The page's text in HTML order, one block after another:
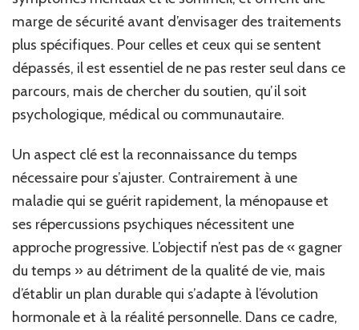
marge de sécurité avant d’envisager des traitements
plus spécifiques. Pour celles et ceux qui se sentent
dépassés, il est essentiel de ne pas rester seul dans ce
parcours, mais de chercher du soutien, qu’il soit
psychologique, médical ou communautaire.
Un aspect clé est la reconnaissance du temps
nécessaire pour s’ajuster. Contrairement à une
maladie qui se guérit rapidement, la ménopause et
ses répercussions psychiques nécessitent une
approche progressive. L’objectif n’est pas de « gagner
du temps » au détriment de la qualité de vie, mais
d’établir un plan durable qui s’adapte à l’évolution
hormonale et à la réalité personnelle. Dans ce cadre,